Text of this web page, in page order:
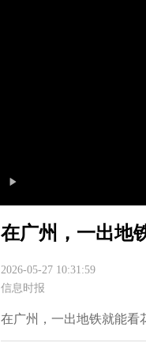
在广州，一出地
2026-05-27 10:31:59
信息时报
在广州，一出地铁就能看